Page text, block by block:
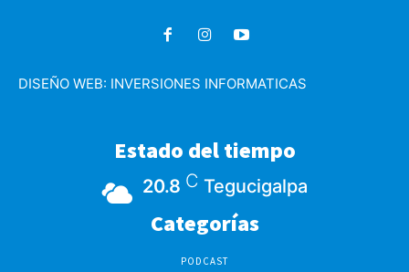
DISEÑO WEB: INVERSIONES INFORMATICAS
Estado del tiempo
20.8 C Tegucigalpa
Categorías
PODCAST